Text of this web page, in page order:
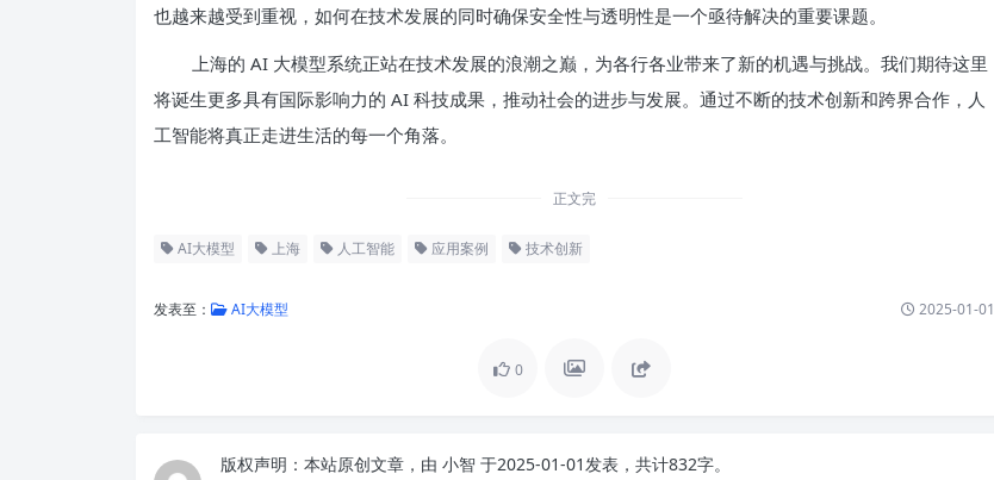
也越来越受到重视，如何在技术发展的同时确保安全性与透明性是一个亟待解决的重要课题。
上海的 AI 大模型系统正站在技术发展的浪潮之巅，为各行各业带来了新的机遇与挑战。我们期待这里
将诞生更多具有国际影响力的 AI 科技成果，推动社会的进步与发展。通过不断的技术创新和跨界合作，人
工智能将真正走进生活的每一个角落。
正文完
AI大模型 上海 人工智能 应用案例 技术创新
发表至： AI大模型 2025-01-01
0
版权声明： 本站原创文章，由 小智 于2025-01-01发表，共计832字。